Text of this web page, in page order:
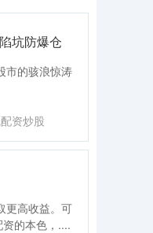
坑防爆仓
市的骇浪惊涛
资炒股
更高收益。可
的本色，....